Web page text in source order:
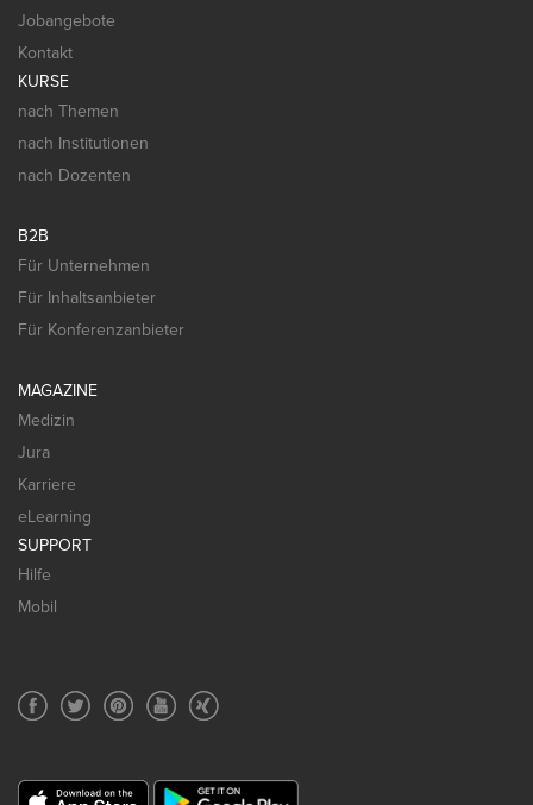
Jobangebote
Kontakt
KURSE
nach Themen
nach Institutionen
nach Dozenten
B2B
Für Unternehmen
Für Inhaltsanbieter
Für Konferenzanbieter
MAGAZINE
Medizin
Jura
Karriere
eLearning
SUPPORT
Hilfe
Mobil